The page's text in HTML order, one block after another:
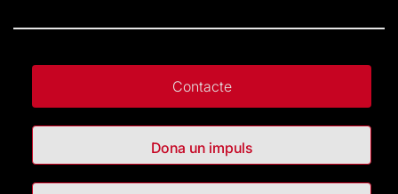
Contacte
Dona un impuls